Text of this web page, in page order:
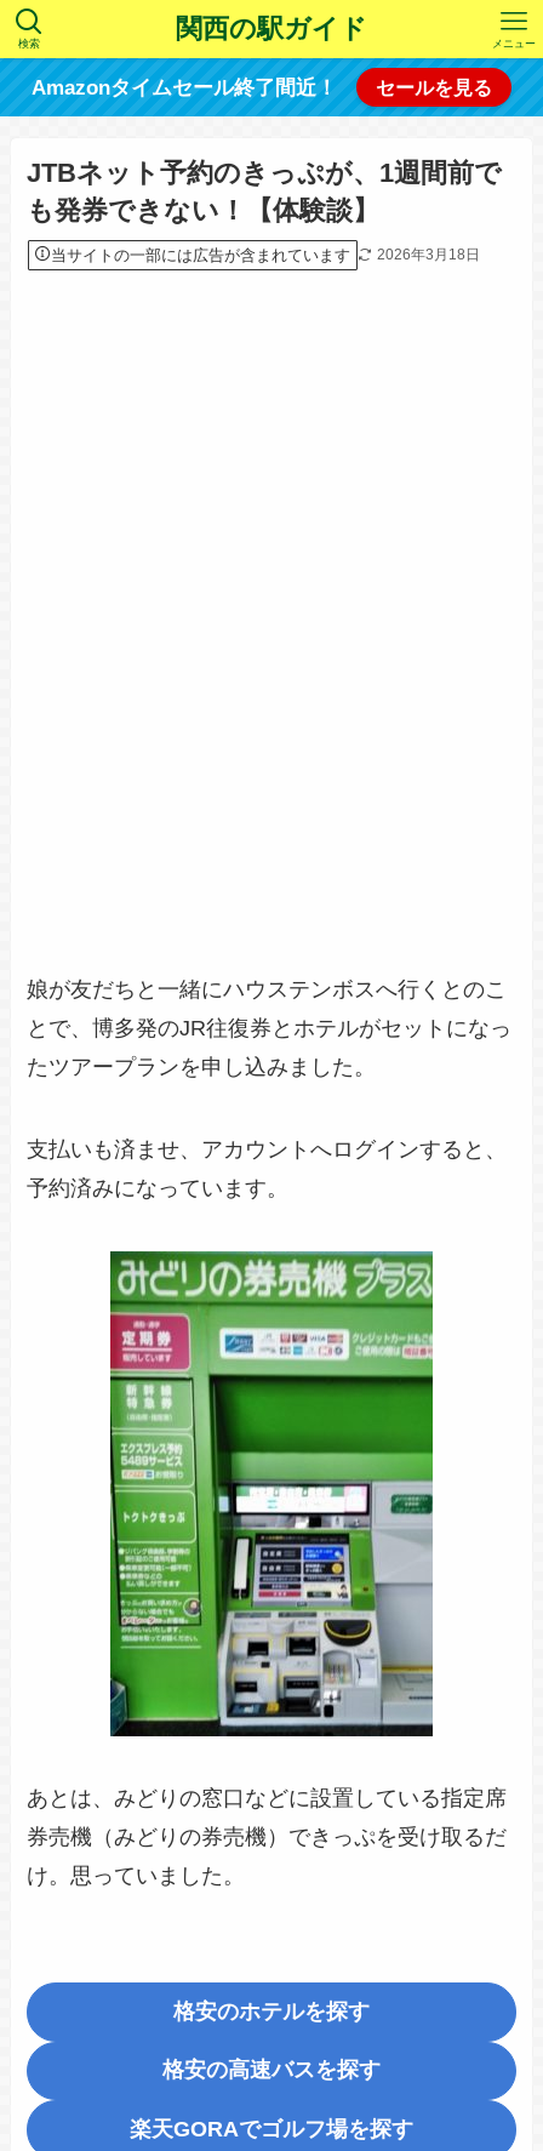
関西の駅ガイド
検索 メニュー
Amazonタイムセール終了間近！ セールを見る
JTBネット予約のきっぷが、1週間前で
も発券できない！【体験談】
当サイトの一部には広告が含まれています 2026年3月18日
娘が友だちと一緒にハウステンボスへ行くとのこ
とで、博多発のJR往復券とホテルがセットになっ
たツアープランを申し込みました。
支払いも済ませ、アカウントへログインすると、
予約済みになっています。
あとは、みどりの窓口などに設置している指定席
券売機（みどりの券売機）できっぷを受け取るだ
け。思っていました。
格安のホテルを探す
格安の高速バスを探す
楽天GORAでゴルフ場を探す